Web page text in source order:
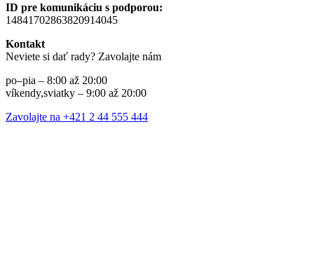
ID pre komunikáciu s podporou:
14841702863820914045
Kontakt
Neviete si dať rady? Zavolajte nám
po–pia – 8:00 až 20:00
víkendy,sviatky – 9:00 až 20:00
Zavolajte na +421 2 44 555 444